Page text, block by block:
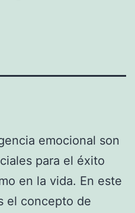
emocional son
para el éxito
en la vida. En este
el concepto de